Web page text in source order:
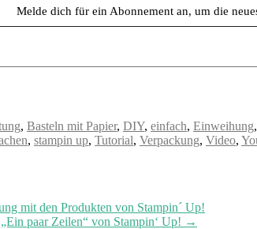
Melde dich für ein Abonnement an, um die
, Basteln mit Papier, DIY, einfach, Einweihung,
, stampin up, Tutorial, Verpackung, Video,
mit den Produkten von Stampin´ Up!
paar Zeilen“ von Stampin‘ Up! →